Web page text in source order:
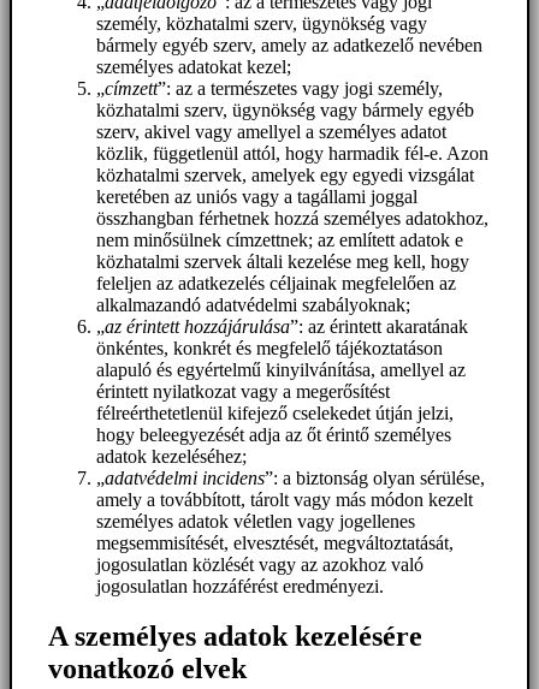
személy, közhatalmi szerv, ügynökség vagy
bármely egyéb szerv, amely az adatkezelő nevében
személyes adatokat kezel;
„címzett”: az a természetes vagy jogi személy,
közhatalmi szerv, ügynökség vagy bármely egyéb
szerv, akivel vagy amellyel a személyes adatot
közlik, függetlenül attól, hogy harmadik fél-e. Azon
közhatalmi szervek, amelyek egy egyedi vizsgálat
keretében az uniós vagy a tagállami joggal
összhangban férhetnek hozzá személyes adatokhoz,
nem minősülnek címzettnek; az említett adatok e
közhatalmi szervek általi kezelése meg kell, hogy
feleljen az adatkezelés céljainak megfelelően az
alkalmazandó adatvédelmi szabályoknak;
„az érintett hozzájárulása”: az érintett akaratának
önkéntes, konkrét és megfelelő tájékoztatáson
alapuló és egyértelmű kinyilvánítása, amellyel az
érintett nyilatkozat vagy a megerősítést
félreérthetetlenül kifejező cselekedet útján jelzi,
hogy beleegyezését adja az őt érintő személyes
adatok kezeléséhez;
„adatvédelmi incidens”: a biztonság olyan sérülése,
amely a továbbított, tárolt vagy más módon kezelt
személyes adatok véletlen vagy jogellenes
megsemmisítését, elvesztését, megváltoztatását,
jogosulatlan közlését vagy az azokhoz való
jogosulatlan hozzáférést eredményezi.
A személyes adatok kezelésére
vonatkozó elvek